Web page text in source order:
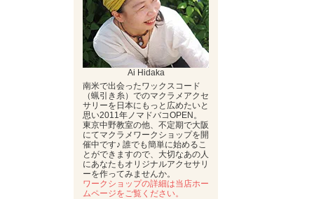
Ai Hidaka
南米で出会ったワックスコード
（蝋引き糸）でのマクラメアクセ
サリーを日本にもっと広めたいと
思い2011年ノマドバコOPEN。
東京中野教室の他、不定期で大阪
にてマクラメワークショップを開
催中です♪ 誰でも簡単に始めるこ
とができますので、大切なあの人
にあなたもオリジナルアクセサリ
ーを作ってみませんか。
ワークショップの詳細は当店ホー
ムページをご覧ください。